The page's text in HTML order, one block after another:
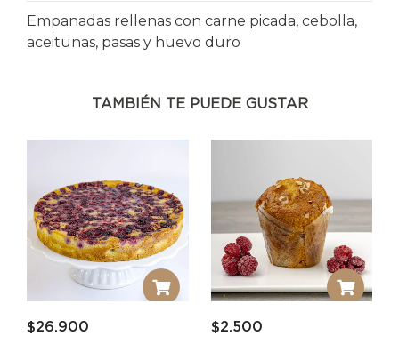
Empanadas rellenas con carne picada, cebolla,
aceitunas, pasas y huevo duro
TAMBIÉN TE PUEDE GUSTAR
$26.900
$2.500